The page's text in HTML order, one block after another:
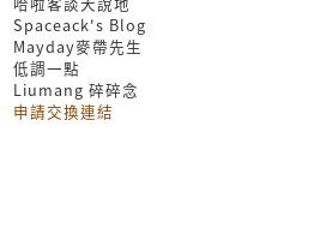
Spaceack's Blog
Mayday麥帶先生
低調一點
Liumang 碎碎念
申請交換連結